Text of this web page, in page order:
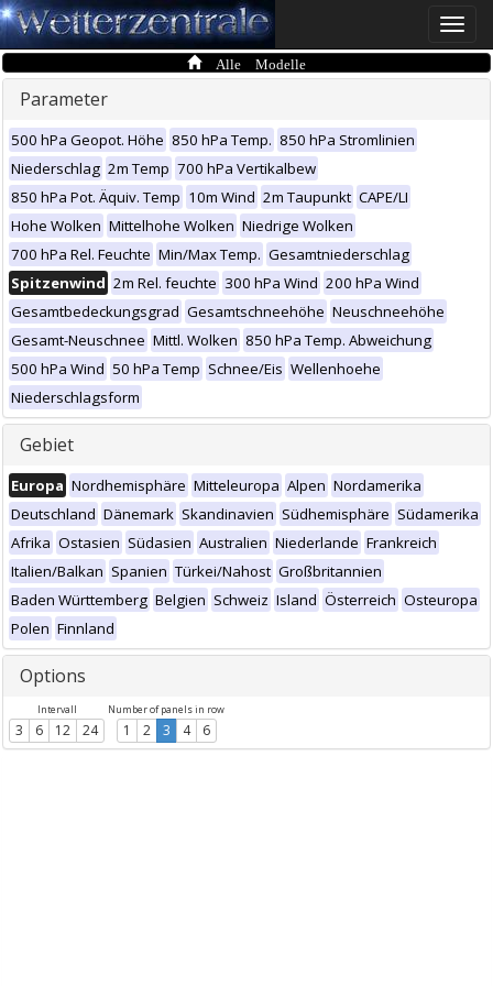
Toggle
Alle Modelle
Parameter
500 hPa Geopot. Höhe 850 hPa Temp. 850 hPa Stromlinien
Niederschlag 2m Temp 700 hPa Vertikalbew
850 hPa Pot. Äquiv. Temp 10m Wind 2m Taupunkt CAPE/LI
Hohe Wolken Mittelhohe Wolken Niedrige Wolken
700 hPa Rel. Feuchte Min/Max Temp. Gesamtniederschlag
Spitzenwind 2m Rel. feuchte 300 hPa Wind 200 hPa Wind
Gesamtbedeckungsgrad Gesamtschneehöhe Neuschneehöhe
Gesamt-Neuschnee Mittl. Wolken 850 hPa Temp. Abweichung
500 hPa Wind 50 hPa Temp Schnee/Eis Wellenhoehe
Niederschlagsform
Gebiet
Europa Nordhemisphäre Mitteleuropa Alpen Nordamerika
Deutschland Dänemark Skandinavien Südhemisphäre Südamerika
Afrika Ostasien Südasien Australien Niederlande Frankreich
Italien/Balkan Spanien Türkei/Nahost Großbritannien
Baden Württemberg Belgien Schweiz Island Österreich Osteuropa
Polen Finnland
Options
Intervall
3 6 12 24
Number of panels in row
1 2 3 4 6